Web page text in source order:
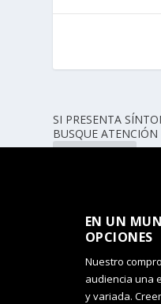
SI PRESENTA
BUSQUE
EN UN
OPCIONES​
Nuestro
audiencia una
y variada.